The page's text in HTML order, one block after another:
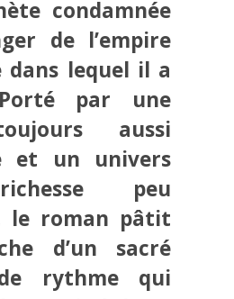
condamnée
de l’empire
lequel il a
par une
aussi
et un univers
peu
le roman pâtit
d’un sacré
rythme qui